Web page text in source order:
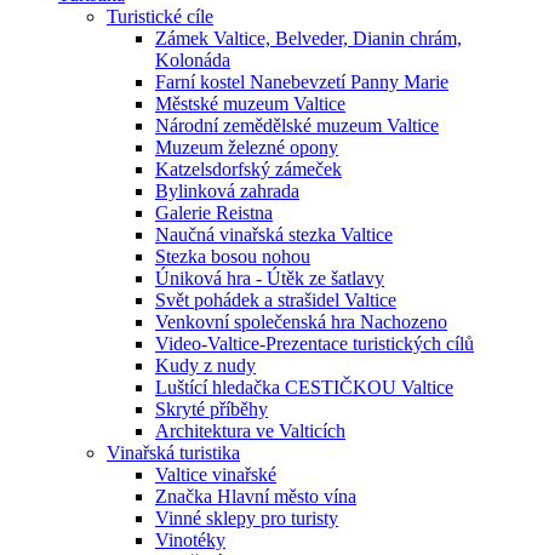
Turistické cíle
Zámek Valtice, Belveder, Dianin chrám,
Kolonáda
Farní kostel Nanebevzetí Panny Marie
Městské muzeum Valtice
Národní zemědělské muzeum Valtice
Muzeum železné opony
Katzelsdorfský zámeček
Bylinková zahrada
Galerie Reistna
Naučná vinařská stezka Valtice
Stezka bosou nohou
Úniková hra - Útěk ze šatlavy
Svět pohádek a strašidel Valtice
Venkovní společenská hra Nachozeno
Video-Valtice-Prezentace turistických cílů
Kudy z nudy
Luštící hledačka CESTIČKOU Valtice
Skryté příběhy
Architektura ve Valticích
Vinařská turistika
Valtice vinařské
Značka Hlavní město vína
Vinné sklepy pro turisty
Vinotéky